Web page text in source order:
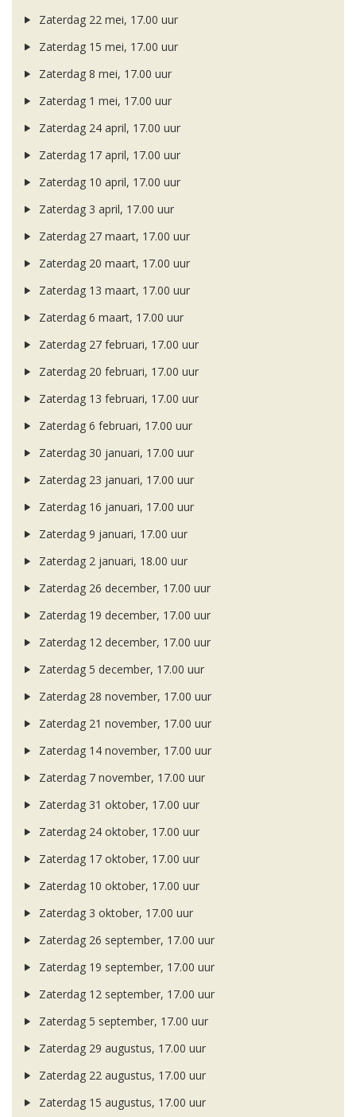
Zaterdag 22 mei, 17.00 uur
Zaterdag 15 mei, 17.00 uur
Zaterdag 8 mei, 17.00 uur
Zaterdag 1 mei, 17.00 uur
Zaterdag 24 april, 17.00 uur
Zaterdag 17 april, 17.00 uur
Zaterdag 10 april, 17.00 uur
Zaterdag 3 april, 17.00 uur
Zaterdag 27 maart, 17.00 uur
Zaterdag 20 maart, 17.00 uur
Zaterdag 13 maart, 17.00 uur
Zaterdag 6 maart, 17.00 uur
Zaterdag 27 februari, 17.00 uur
Zaterdag 20 februari, 17.00 uur
Zaterdag 13 februari, 17.00 uur
Zaterdag 6 februari, 17.00 uur
Zaterdag 30 januari, 17.00 uur
Zaterdag 23 januari, 17.00 uur
Zaterdag 16 januari, 17.00 uur
Zaterdag 9 januari, 17.00 uur
Zaterdag 2 januari, 18.00 uur
Zaterdag 26 december, 17.00 uur
Zaterdag 19 december, 17.00 uur
Zaterdag 12 december, 17.00 uur
Zaterdag 5 december, 17.00 uur
Zaterdag 28 november, 17.00 uur
Zaterdag 21 november, 17.00 uur
Zaterdag 14 november, 17.00 uur
Zaterdag 7 november, 17.00 uur
Zaterdag 31 oktober, 17.00 uur
Zaterdag 24 oktober, 17.00 uur
Zaterdag 17 oktober, 17.00 uur
Zaterdag 10 oktober, 17.00 uur
Zaterdag 3 oktober, 17.00 uur
Zaterdag 26 september, 17.00 uur
Zaterdag 19 september, 17.00 uur
Zaterdag 12 september, 17.00 uur
Zaterdag 5 september, 17.00 uur
Zaterdag 29 augustus, 17.00 uur
Zaterdag 22 augustus, 17.00 uur
Zaterdag 15 augustus, 17.00 uur